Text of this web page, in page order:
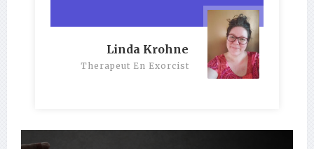
Linda Krohne
Therapeut En Exorcist